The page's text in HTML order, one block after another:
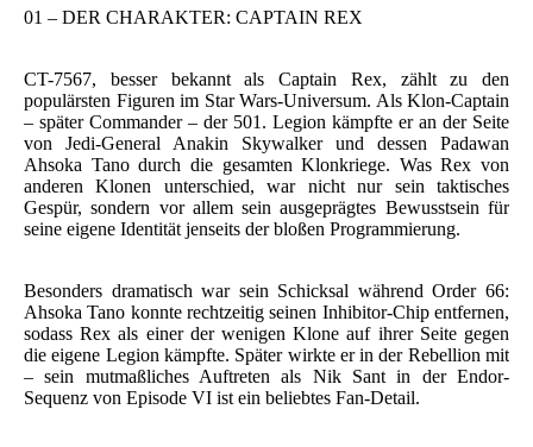
01 – DER CHARAKTER: CAPTAIN REX
CT-7567, besser bekannt als Captain Rex, zählt zu den
populärsten Figuren im Star Wars-Universum. Als Klon-Captain
– später Commander – der 501. Legion kämpfte er an der Seite
von Jedi-General Anakin Skywalker und dessen Padawan
Ahsoka Tano durch die gesamten Klonkriege. Was Rex von
anderen Klonen unterschied, war nicht nur sein taktisches
Gespür, sondern vor allem sein ausgeprägtes Bewusstsein für
seine eigene Identität jenseits der bloßen Programmierung.
Besonders dramatisch war sein Schicksal während Order 66:
Ahsoka Tano konnte rechtzeitig seinen Inhibitor-Chip entfernen,
sodass Rex als einer der wenigen Klone auf ihrer Seite gegen
die eigene Legion kämpfte. Später wirkte er in der Rebellion mit
– sein mutmaßliches Auftreten als Nik Sant in der Endor-
Sequenz von Episode VI ist ein beliebtes Fan-Detail.